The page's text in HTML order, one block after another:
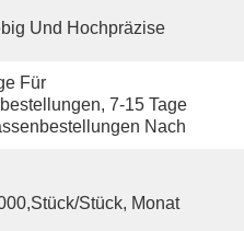
Und Hochpräzise
Für
7-15 Tage
Nach
Stück, Monat